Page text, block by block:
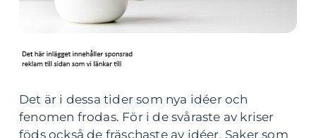
Det är i dessa tider som nya idéer och
fenomen frodas. För i de svåraste av kriser
föds också de fräschaste av idéer. Saker som